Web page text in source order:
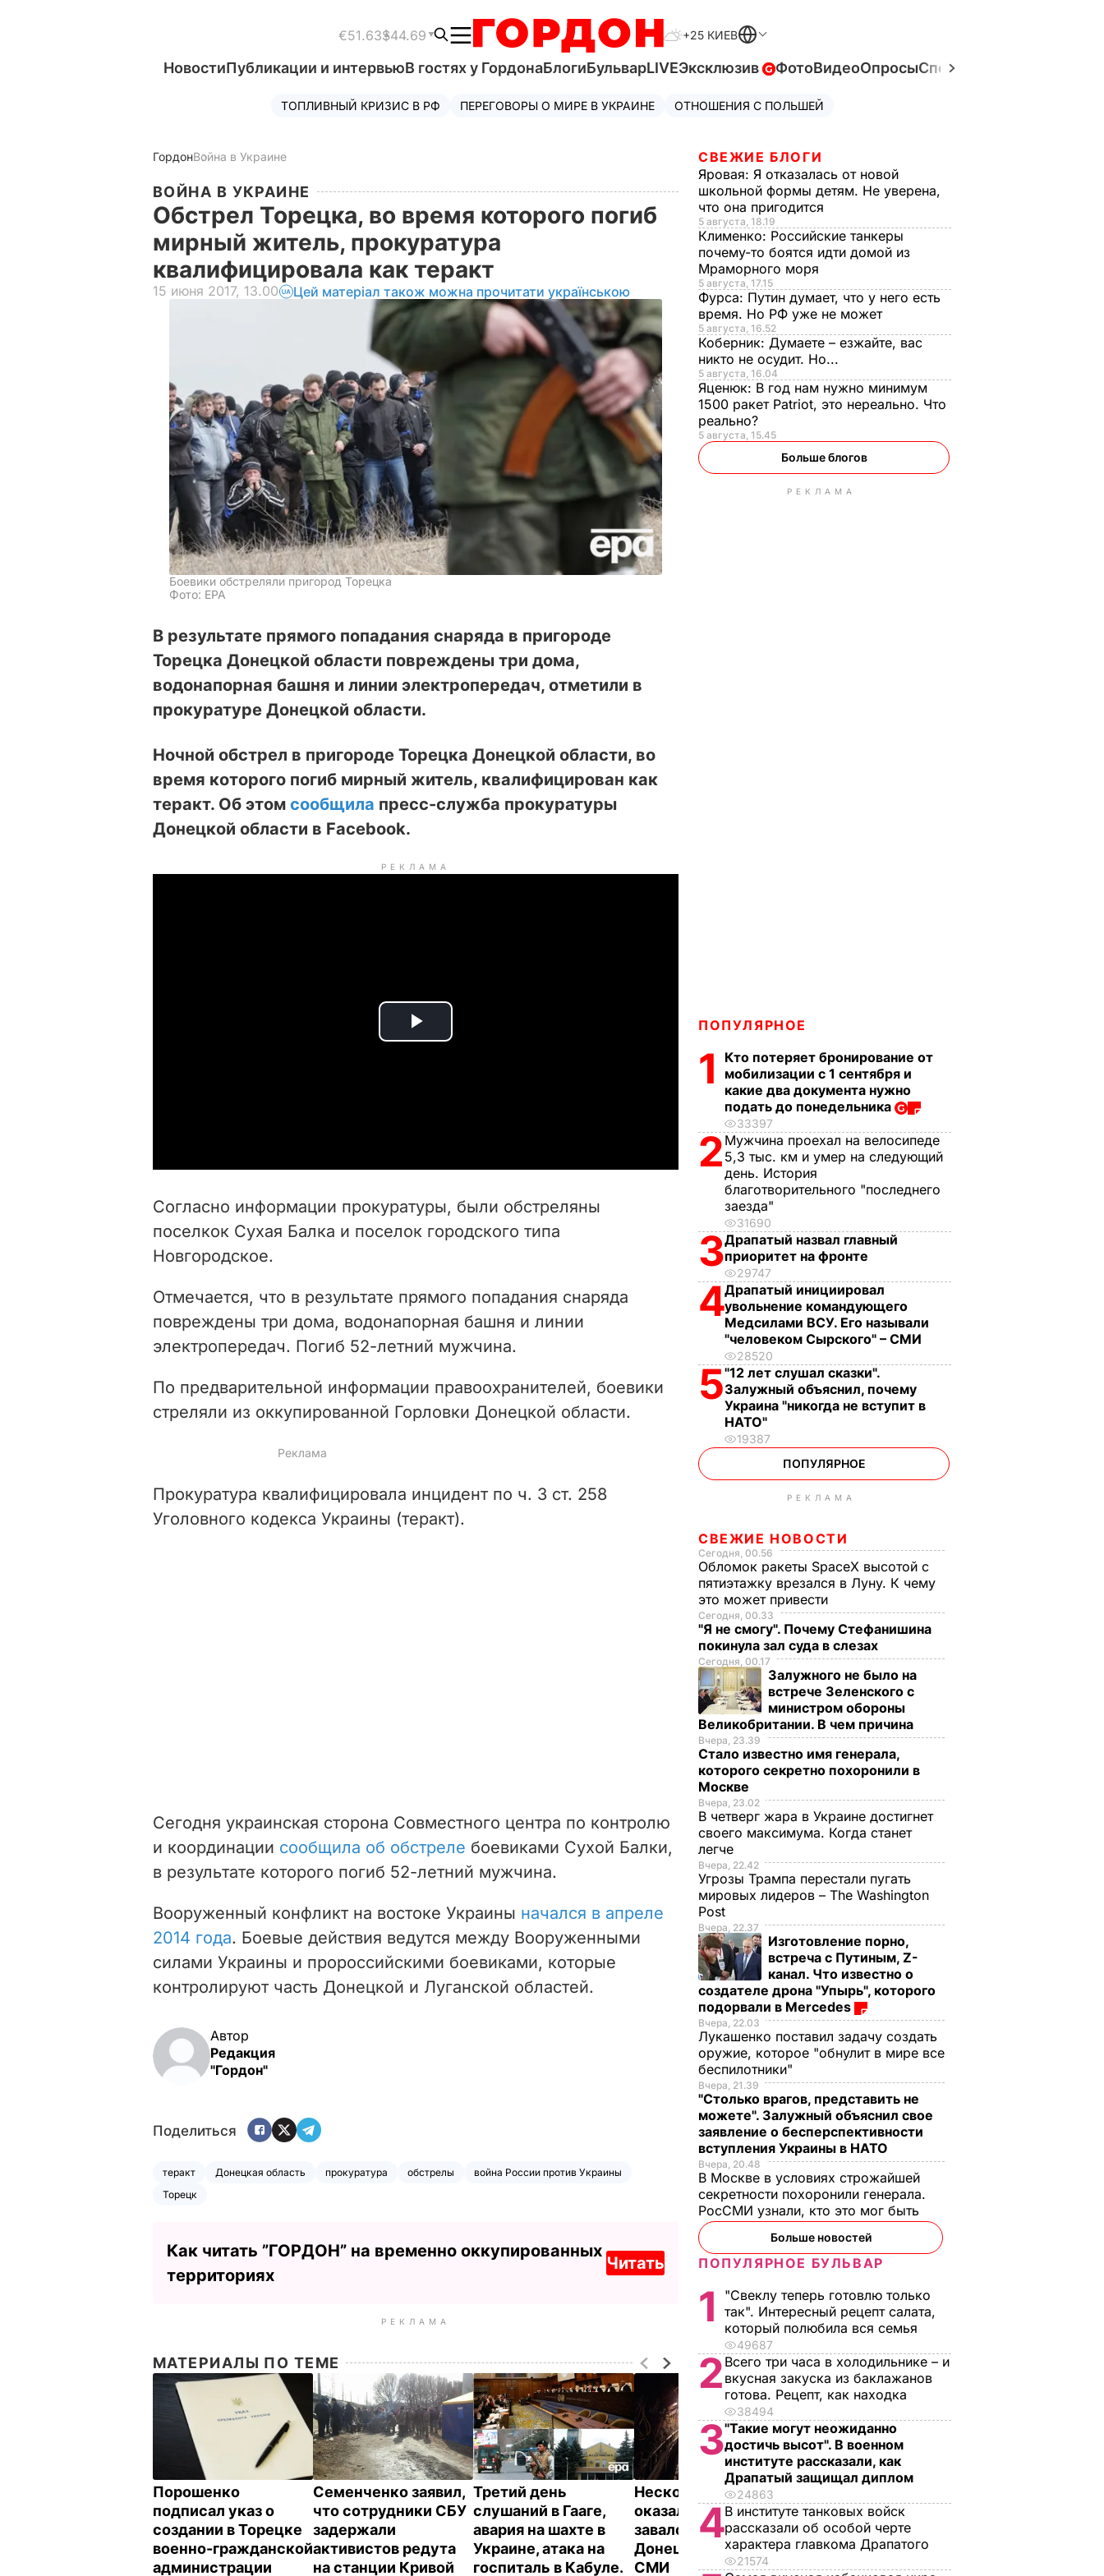
€51.63$44.69 +25 КИЕВ
НовостиПубликации и интервьюВ гостях у ГордонаБлогиБульварLIVEЭксклюзив ФотоВидеоОпросыСпецпроекты
ТОПЛИВНЫЙ КРИЗИС В РФ ПЕРЕГОВОРЫ О МИРЕ В УКРАИНЕ ОТНОШЕНИЯ С ПОЛЬШЕЙ
ГордонВойна в Украине
ВОЙНА В УКРАИНЕ
Обстрел Торецка, во время которого погиб
мирный житель, прокуратура
квалифицировала как теракт
15 июня 2017, 13.00 Цей матеріал також можна прочитати українською
Боевики обстреляли пригород Торецка
Фото: EPA
В результате прямого попадания снаряда в пригороде
Торецка Донецкой области повреждены три дома,
водонапорная башня и линии электропередач, отметили в
прокуратуре Донецкой области.
Ночной обстрел в пригороде Торецка Донецкой области, во
время которого погиб мирный житель, квалифицирован как
теракт. Об этом сообщила пресс-служба прокуратуры
Донецкой области в Facebook.
РЕКЛАМА
P
i
e
o
Согласно информации прокуратуры, были обстреляны
поселкок Сухая Балка и поселок городского типа
Новгородское.
Отмечается, что в результате прямого попадания снаряда
повреждены три дома, водонапорная башня и линии
электропередач. Погиб 52-летний мужчина.
По предварительной информации правоохранителей, боевики
стреляли из оккупированной Горловки Донецкой области.
Прокуратура квалифицировала инцидент по ч. 3 ст. 258
Уголовного кодекса Украины (теракт).
Сегодня украинская сторона Совместного центра по контролю
и координации сообщила об обстреле боевиками Сухой Балки,
в результате которого погиб 52-летний мужчина.
Вооруженный конфликт на востоке Украины начался в апреле
2014 года. Боевые действия ведутся между Вооруженными
силами Украины и пророссийскими боевиками, которые
контролируют часть Донецкой и Луганской областей.
Автор
Редакция
"Гордон"
Поделиться
теракт Донецкая область прокуратура обстрелы
война России против Украины
Торецк
Как читать ”ГОРДОН” на временно оккупированных
территориях
Читать
РЕКЛАМА
МАТЕРИАЛЫ ПО ТЕМЕ
Порошенко
подписал указ о
создании в Торецке
военно-гражданской
администрации
Семенченко заявил,
что сотрудники СБУ
задержали
активистов редута
на станции Кривой
Третий день
слушаний в Гааге,
авария на шахте в
Украине, атака на
госпиталь в Кабуле.
Несколько человек
оказались под
завалом на шахте в
Донецкой области –
СМИ
осудили к 11 годам
тюрьмы за ведение
агрессивной войны в
Украине
СВЕЖИЕ БЛОГИ
Яровая: Я отказалась от новой
школьной формы детям. Не уверена,
что она пригодится
5 августа, 18.19
Клименко: Российские танкеры
почему-то боятся идти домой из
Мраморного моря
5 августа, 17.15
Фурса: Путин думает, что у него есть
время. Но РФ уже не может
5 августа, 16.52
Коберник: Думаете – езжайте, вас
никто не осудит. Но...
5 августа, 16.04
Яценюк: В год нам нужно минимум
1500 ракет Patriot, это нереально. Что
реально?
5 августа, 15.45
Больше блогов
РЕКЛАМА
ПОПУЛЯРНОЕ
1
Кто потеряет бронирование от
мобилизации с 1 сентября и
какие два документа нужно
подать до понедельника
33397
2 Мужчина проехал на велосипеде
5,3 тыс. км и умер на следующий
день. История
благотворительного "последнего
заезда"
31690
3Драпатый назвал главный
приоритет на фронте
29747
4Драпатый инициировал
увольнение командующего
Медсилами ВСУ. Его называли
"человеком Сырского" – СМИ
28520
5"12 лет слушал сказки".
Залужный объяснил, почему
Украина "никогда не вступит в
НАТО"
19387
ПОПУЛЯРНОЕ
РЕКЛАМА
СВЕЖИЕ НОВОСТИ
Сегодня, 00.56
Обломок ракеты SpaceX высотой с
пятиэтажку врезался в Луну. К чему
это может привести
Сегодня, 00.33
"Я не смогу". Почему Стефанишина
покинула зал суда в слезах
Сегодня, 00.17
Залужного не было на
встрече Зеленского с
министром обороны
Великобритании. В чем причина
Вчера, 23.39
Стало известно имя генерала,
которого секретно похоронили в
Москве
Вчера, 23.02
В четверг жара в Украине достигнет
своего максимума. Когда станет
легче
Вчера, 22.42
Угрозы Трампа перестали пугать
мировых лидеров – The Washington
Post
Вчера, 22.37
Изготовление порно,
встреча с Путиным, Z-
канал. Что известно о
создателе дрона "Упырь", которого
подорвали в Mercedes
Вчера, 22.03
Лукашенко поставил задачу создать
оружие, которое "обнулит в мире все
беспилотники"
Вчера, 21.39
"Столько врагов, представить не
можете". Залужный объяснил свое
заявление о бесперспективности
вступления Украины в НАТО
Вчера, 20.48
В Москве в условиях строжайшей
секретности похоронили генерала.
РосСМИ узнали, кто это мог быть
Больше новостей
ПОПУЛЯРНОЕ БУЛЬВАР
1
"Свеклу теперь готовлю только
так". Интересный рецепт салата,
который полюбила вся семья
49687
2 Всего три часа в холодильнике – и
вкусная закуска из баклажанов
готова. Рецепт, как находка
38494
3"Такие могут неожиданно
достичь высот". В военном
институте рассказали, как
Драпатый защищал диплом
24863
4В институте танковых войск
рассказали об особой черте
характера главкома Драпатого
21574